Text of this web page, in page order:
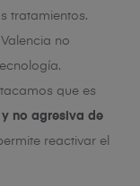
tratamientos.
no
que es
no agresiva de
reactivar el